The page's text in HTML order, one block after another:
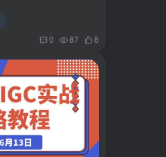
2024最新风口项目 低密度蓝海赛道，日收益5000+周收益4w+…
0 87 8